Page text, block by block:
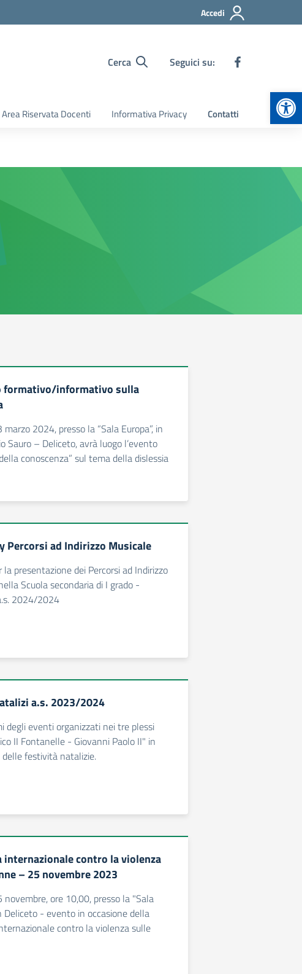
Accedi
Cerca Seguici su:
Area Riservata Docenti Informativa Privacy Contatti
formativo/informativo sulla
2024, presso la “Sala Europa”, in
Sauro – Deliceto, avrà luogo l’evento
conoscenza” sul tema della dislessia
Percorsi ad Indirizzo Musicale
la presentazione dei Percorsi ad Indirizzo
Scuola secondaria di I grado -
2024/2024
a.s. 2023/2024
degli eventi organizzati nei tre plessi
II Fontanelle - Giovanni Paolo II" in
delle festività natalizie.
internazionale contro la violenza
– 25 novembre 2023
novembre, ore 10,00, presso la "Sala
Deliceto - evento in occasione della
contro la violenza sulle